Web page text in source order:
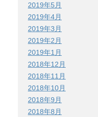
2019年5月
2019年4月
2019年3月
2019年2月
2019年1月
2018年12月
2018年11月
2018年10月
2018年9月
2018年8月